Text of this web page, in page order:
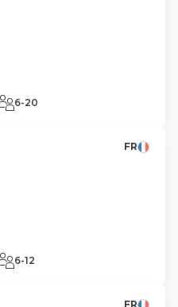
6-20
FR
6-12
FR